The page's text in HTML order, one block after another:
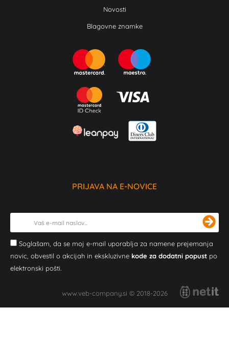
Novosti
Blagovne znamke
PRIJAVA NA E-NOVICE
Soglašam, da se moj e-mail uporablja za namene prejemanja
novic, obvestil o akcijah in ekskluzivne kode za dodatni popust po
elektronski pošti.
www.veb-company.si © 2018-2026